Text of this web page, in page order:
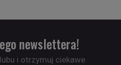
newslettera!
i otrzymuj ciekawe